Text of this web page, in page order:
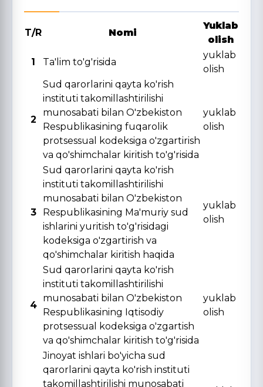
T/R Nomi
Yuklab
olish
1
Ta'lim to'g'risida
yuklab
olish
2
Sud qarorlarini qayta ko'rish
instituti takomillashtirilishi
munosabati bilan O'zbekiston
Respublikasining fuqarolik
protsessual kodeksiga o'zgartirish
va qo'shimchalar kiritish to'g'risida
yuklab
olish
3
Sud qarorlarini qayta ko'rish
instituti takomillashtirilishi
munosabati bilan O'zbekiston
Respublikasining Ma'muriy sud
ishlarini yuritish to'g'risidagi
kodeksiga o'zgartirish va
qo'shimchalar kiritish haqida
yuklab
olish
4
Sud qarorlarini qayta ko'rish
instituti takomillashtirilishi
munosabati bilan O'zbekiston
Respublikasining Iqtisodiy
protsessual kodeksiga o'zgartish
va qo'shimchalar kiritish to'g'risida
yuklab
olish
Jinoyat ishlari bo'yicha sud
qarorlarini qayta ko'rish instituti
takomillashtirilishi munosabati